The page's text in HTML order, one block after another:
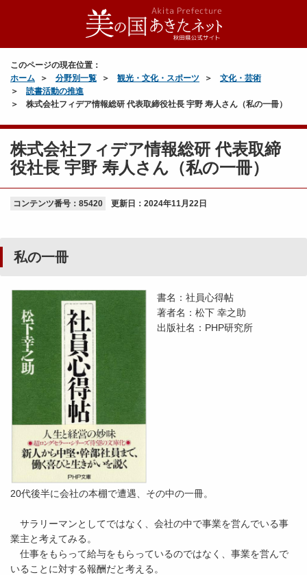
このページの現在位置：
ホーム
分野別一覧 観光・文化・スポーツ
文化・芸術
読書活動の推進
株式会社フィデア情報総研 代表取締役社長 宇野 寿人さん（私の一冊）
株式会社フィデア情報総研 代表取締
役社長 宇野 寿人さん（私の一冊）
コンテンツ番号：85420 更新日： 2024年11月22日
私の一冊
書名：社員心得帖
著者名：松下 幸之助
出版社名：PHP研究所
20代後半に会社の本棚で遭遇、その中の一冊。
サラリーマンとしてではなく、会社の中で事業を営んでいる事
業主と考えてみる。
仕事をもらって給与をもらっているのではなく、事業を営んで
いることに対する報酬だと考える。